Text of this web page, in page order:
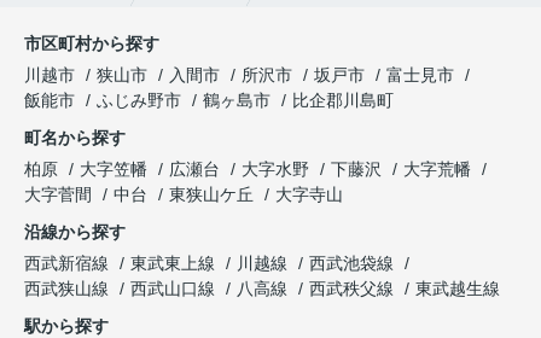
市区町村から探す
川越市
狭山市 入間市 所沢市 坂戸市
富士見市
飯能市
ふじみ野市 鶴ヶ島市
比企郡川島町
町名から探す
柏原
大字笠幡 広瀬台 大字水野 下藤沢
大字荒幡
大字菅間
中台 東狭山ケ丘
大字寺山
沿線から探す
西武新宿線
東武東上線 川越線
西武池袋線
西武狭山線
西武山口線 八高線 西武秩父線
東武越生線
駅から探す